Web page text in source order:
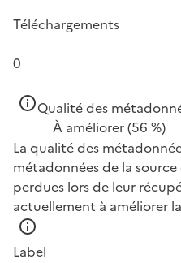
Téléchargements
0
Qualité des
À améliorer(56 %)
La qualité des
métadonnées de la
perdues lors de leur
actuellement à améliorer
Label